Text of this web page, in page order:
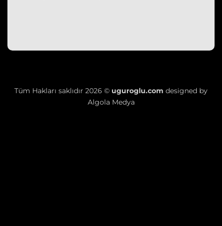
Tüm Hakları saklıdır 2026 © uguroglu.com designed by
Algola Medya